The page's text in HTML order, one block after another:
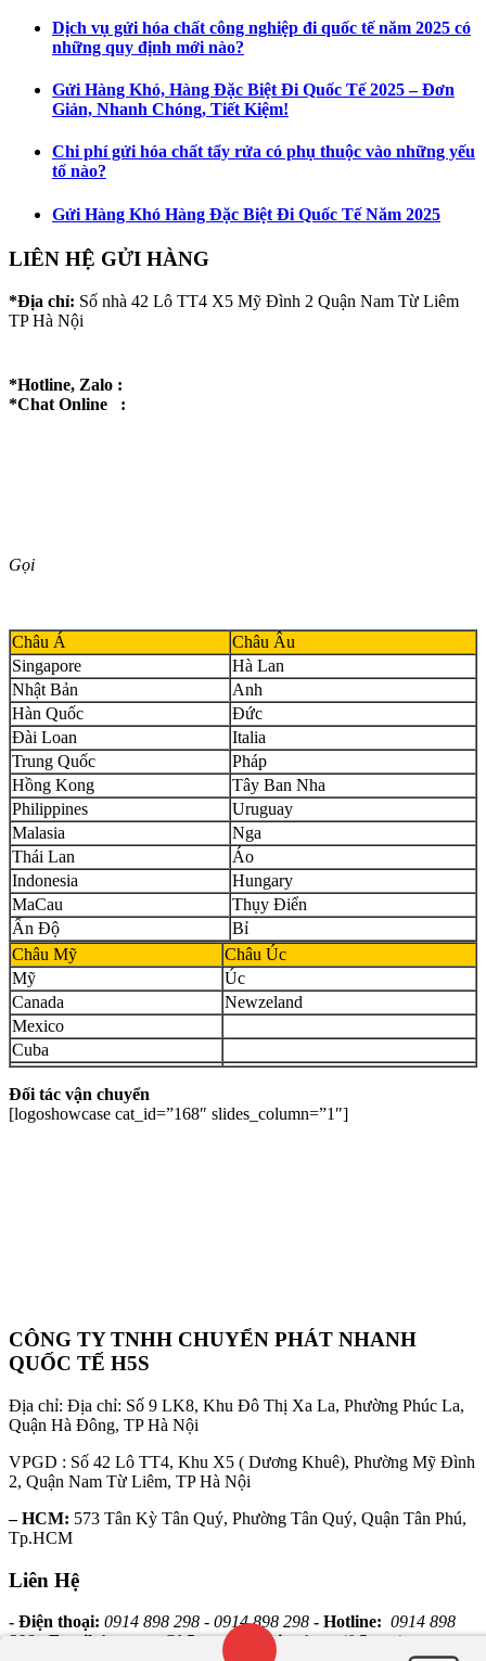
Dịch vụ gửi hóa chất công nghiệp đi quốc tế năm 2025 có
những quy định mới nào?
Gửi Hàng Khó, Hàng Đặc Biệt Đi Quốc Tế 2025 – Đơn
Giản, Nhanh Chóng, Tiết Kiệm!
Chi phí gửi hóa chất tẩy rửa có phụ thuộc vào những yếu
tố nào?
Gửi Hàng Khó Hàng Đặc Biệt Đi Quốc Tế Năm 2025
LIÊN HỆ GỬI HÀNG
*Địa chỉ: Số nhà 42 Lô TT4 X5 Mỹ Đình 2 Quận Nam Từ Liêm
TP Hà Nội
*Hotline, Zalo :
*Chat Online :
Gọi
Châu Á
Châu Âu
Singapore
Hà Lan
Nhật Bản
Anh
Hàn Quốc
Đức
Đài Loan
Italia
Trung Quốc
Pháp
Hồng Kong
Tây Ban Nha
Philippines
Uruguay
Malasia
Nga
Thái Lan
Áo
Indonesia
Hungary
MaCau
Thụy Điển
Ấn Độ
Bỉ
Châu Mỹ
Châu Úc
Mỹ
Úc
Canada
Newzeland
Mexico
Cuba
Đối tác vận chuyển
[logoshowcase cat_id=”168″ slides_column=”1″]
CÔNG TY TNHH CHUYỂN PHÁT NHANH
QUỐC TẾ H5S
Địa chỉ: Địa chỉ: Số 9 LK8, Khu Đô Thị Xa La, Phường Phúc La,
Quận Hà Đông, TP Hà Nội
VPGD : Số 42 Lô TT4, Khu X5 ( Dương Khuê), Phường Mỹ Đình
2, Quận Nam Từ Liêm, TP Hà Nội
– HCM: 573 Tân Kỳ Tân Quý, Phường Tân Quý, Quận Tân Phú,
Tp.HCM
Liên Hệ
- Điện thoại: 0914 898 298 - 0914 898 298 - Hotline: 0914 898
298 - Email:hongvan@h5s.vn - Website:https://h5s.vn/